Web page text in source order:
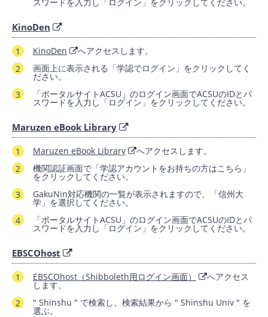
KinoDen
KinoDen
へアクセスします。
画面上に表示される「学認でログイン」をクリックしてく
ださい。
「ポータルサイトACSU」のログイン画面でACSUのIDとパ
スワードを入力し「ログイン」をクリックしてください。
Maruzen eBook Library
Maruzen eBook Library
へアクセスします。
機関認証画面で「学認アカウントをお持ちの方はこちら」
をクリックしてください。
GakuNin対応機関の一覧が表示されますので、「信州大
学」を選択してください。
「ポータルサイトACSU」のログイン画面でACSUのIDとパ
スワードを入力し「ログイン」をクリックしてください。
EBSCOhost
EBSCOhost（Shibboleth用ログイン画面） へアクセス
します。
" Shinshu " で検索し、検索結果から " Shinshu Univ " を
選ぶ。